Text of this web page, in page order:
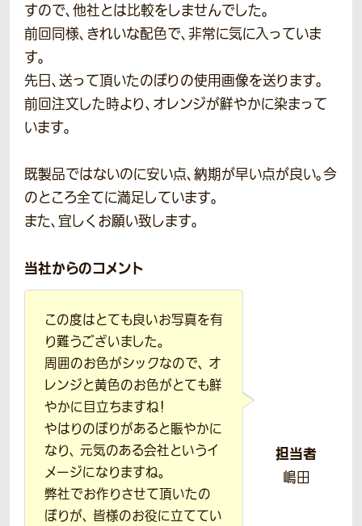
すので、他社とは比較をしませんでした。
前回同様、きれいな配色で、非常に気に入っていま
す。
先日、送って頂いたのぼりの使用画像を送ります。
前回注文した時より、オレンジが鮮やかに染まって
います。
既製品ではないのに安い点、納期が早い点が良い。今
のところ全てに満足しています。
また、宜しくお願い致します。
当社からのコメント
この度はとても良いお写真を有
り難うございました。
周囲のお色がシックなので、 オ
レンジと黄色のお色がとても鮮
やかに目立ちますね！
やはりのぼりがあると賑やかに
なり、 元気のある会社というイ
メージになりますね。
弊社でお作りさせて頂いたの
ぼりが、 皆様のお役に立ててい
担当者
嶋田